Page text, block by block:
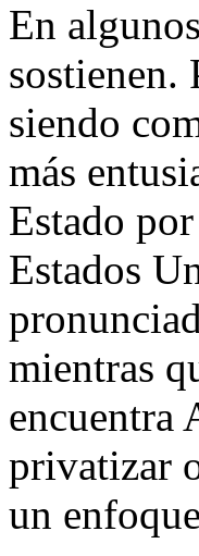
En
sostienen.
siendo
más
Estado
Estados
mientras
encuentra
privatizar
un